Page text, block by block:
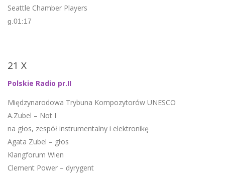
Seattle Chamber Players
g.01:17
21 X
Polskie Radio pr.II
Międzynarodowa Trybuna Kompozytorów UNESCO
A.Zubel – Not I
na głos, zespół instrumentalny i elektronikę
Agata Zubel – głos
Klangforum Wien
Clement Power – dyrygent